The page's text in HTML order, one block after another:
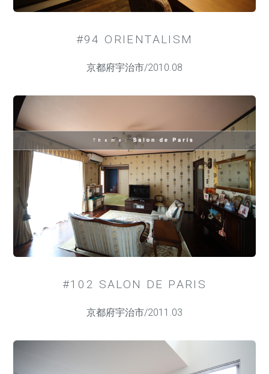
#94 ORIENTALISM
京都府宇治市/2010.08
#102 SALON DE PARIS
京都府宇治市/2011.03